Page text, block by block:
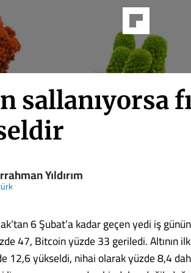
sallanıyorsa
Yıldırım
6 Şubat’a kadar geçen yedi iş
47, Bitcoin yüzde 33 geriledi. Altının
12,6 yükseldi, nihai olarak yüzde 8,4